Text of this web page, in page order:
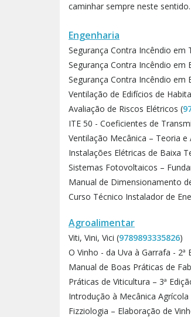
caminhar sempre neste sentido.
Engenharia
Segurança Contra Incêndio em
Segurança Contra Incêndio em
Segurança Contra Incêndio em
Ventilação de Edifícios de
Avaliação de Riscos Elétricos (
ITE 50 - Coeficientes de
Ventilação Mecânica – Teoria e
Instalações Elétricas de Baixa
Sistemas Fotovoltaicos –
Manual de Dimensionamento
Curso Técnico Instalador de
Agroalimentar
Viti, Vini, Vici (9789893335826)
O Vinho - da Uva à Garrafa - 2ª
Manual de Boas Práticas de
Práticas de Viticultura – 3ª
Introdução à Mecânica
Fizziologia – Elaboração de